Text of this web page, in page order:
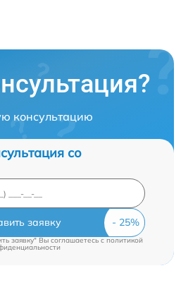
консультацию
со
заявку
заявку" Вы соглашаетесь c политикой